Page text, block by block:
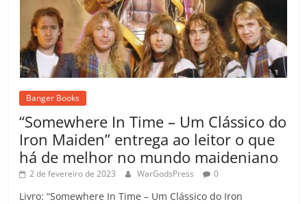
Banger Books
“Somewhere In Time – Um Clássico do
Iron Maiden” entrega ao leitor o que
há de melhor no mundo maideniano
2 de fevereiro de 2023 WarGodsPress 0
Livro: “Somewhere In Time – Um Clássico do Iron